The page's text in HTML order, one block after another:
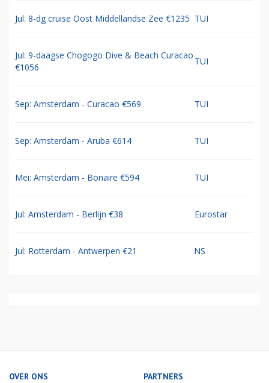
Jul: 8-dg cruise Oost Middellandse Zee €1235 TUI
Jul: 9-daagse Chogogo Dive & Beach Curacao
€1056
TUI
Sep: Amsterdam - Curacao €569 TUI
Sep: Amsterdam - Aruba €614 TUI
Mei: Amsterdam - Bonaire €594 TUI
Jul: Amsterdam - Berlijn €38 Eurostar
Jul: Rotterdam - Antwerpen €21 NS
OVER ONS PARTNERS